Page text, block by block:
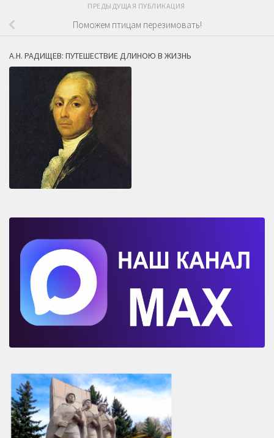
ПРЕДЫДУЩАЯ ПУБЛИКАЦИЯ
Поможем птицам перезимовать!
А.Н. РАДИЩЕВ: ПУТЕШЕСТВИЕ ДЛИНОЮ В ЖИЗНЬ